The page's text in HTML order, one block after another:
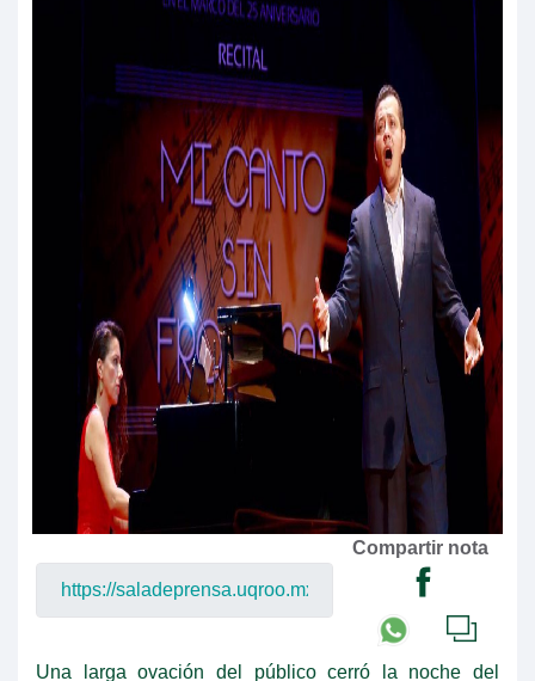
Compartir nota
Una larga ovación del público cerró la noche del